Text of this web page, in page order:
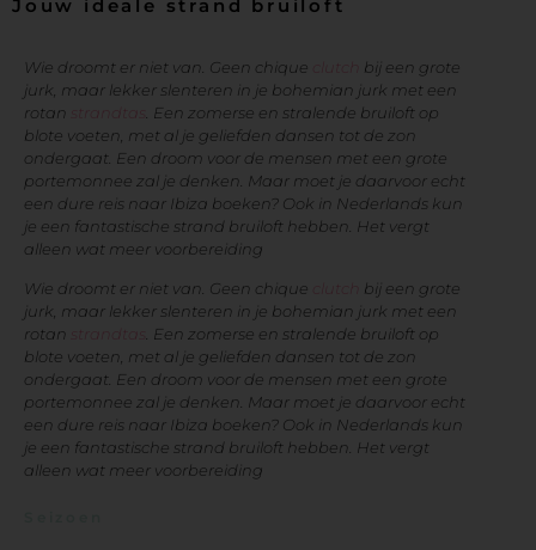
Jouw ideale strand bruiloft
Wie droomt er niet van. Geen chique clutch
bij een grote
jurk, maar lekker slenteren in je bohemian jurk met een
rotan
strandtas
. Een zomerse en stralende bruiloft op
blote voeten, met al je geliefden dansen tot de zon
ondergaat. Een droom voor de mensen met een grote
portemonnee zal je denken. Maar moet je daarvoor echt
een dure reis naar Ibiza boeken? Ook in Nederlands kun
je een fantastische strand bruiloft hebben. Het vergt
alleen wat meer voorbereiding
Wie droomt er niet van. Geen chique clutch
bij een grote
jurk, maar lekker slenteren in je bohemian jurk met een
rotan
strandtas
. Een zomerse en stralende bruiloft op
blote voeten, met al je geliefden dansen tot de zon
ondergaat. Een droom voor de mensen met een grote
portemonnee zal je denken. Maar moet je daarvoor echt
een dure reis naar Ibiza boeken? Ook in Nederlands kun
je een fantastische strand bruiloft hebben. Het vergt
alleen wat meer voorbereiding